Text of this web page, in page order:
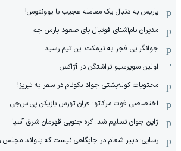
پاریس به دنبال یک معامله عجیب با یوونتوس!
مدیران نام‌آشنای فوتبال پای صعود پارس جم
جوانگرایی فجر به نیمکت این تیم رسید
اولین سوپرسیو تراشتگن در آژاکس
محتویات کوله‌پشتی جواد نکونام در سفر به تبریز!
اختصاصی فوت مرکاتو: فران تورس بازیکن پی‌اس‌جی
ژاپن جوان تسلیم شد: کره جنوبی قهرمان شرق آسیا
رسایی: دبیر شعام در جایگاهی نیست که بتواند مجلس